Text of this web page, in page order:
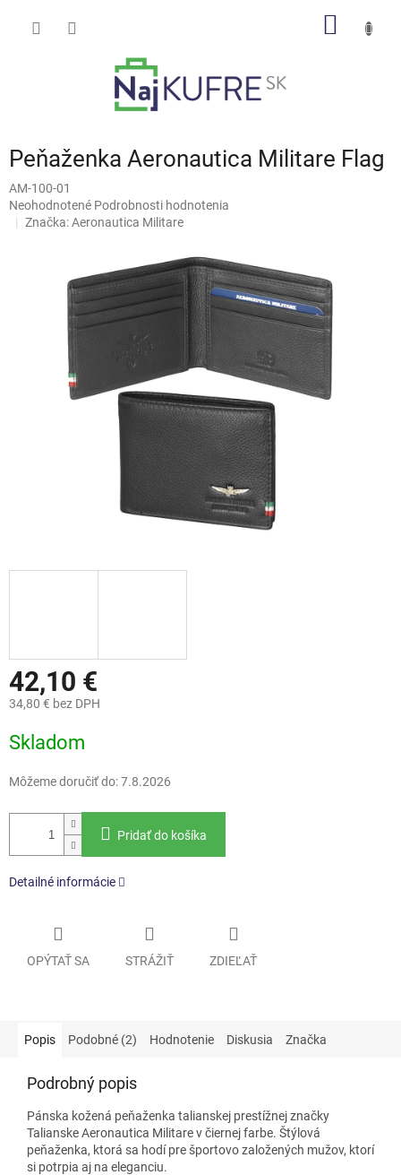
Peňaženka Aeronautica Militare Flag
AM-100-01
Priemerné
hodnotenie
Neohodnotené Podrobnosti hodnotenia
Značka:Aeronautica Militare
42,10 €
34,80 € bez DPH
cena:
Skladom
Môžeme doručiť do:7.8.2026
Pridať do košíka
Detailné informácie
OPÝTAŤ SA STRÁŽIŤ ZDIEĽAŤ
Popis Podobné (2) Hodnotenie Diskusia Značka
Podrobný popis
Pánska kožená peňaženka talianskej prestížnej značky
Talianske Aeronautica Militare v čiernej farbe. Štýlová
peňaženka, ktorá sa hodí pre športovo založených mužov, ktorí
si potrpia aj na eleganciu.